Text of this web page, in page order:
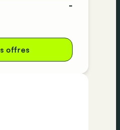
-
offres